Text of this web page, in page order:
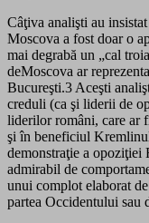
Câţiva analişti au
Moscova a fost doar o
mai degrabă un „cal
deMoscova ar
Bucureşti.3 Aceşti
creduli (ca şi liderii de
liderilor români, care ar
şi în beneficiul
demonstraţie a opoziţiei
admirabil de
unui complot elaborat
partea Occidentului sau